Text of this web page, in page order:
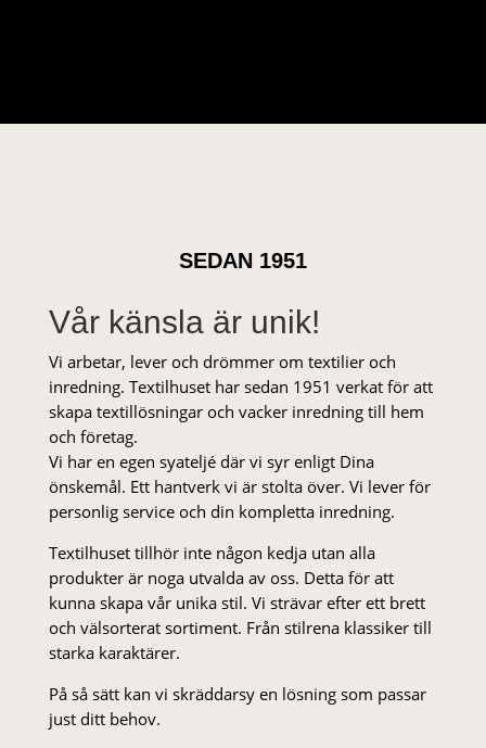
SEDAN 1951
Vår känsla är unik!
Vi arbetar, lever och drömmer om textilier och
inredning. Textilhuset har sedan 1951 verkat för att
skapa textillösningar och vacker inredning till hem
och företag.
Vi har en egen syateljé där vi syr enligt Dina
önskemål. Ett hantverk vi är stolta över. Vi lever för
personlig service och din kompletta inredning.
Textilhuset tillhör inte någon kedja utan alla
produkter är noga utvalda av oss. Detta för att
kunna skapa vår unika stil. Vi strä­var efter ett brett
och välsorterat sor­ti­ment. Från stil­rena klas­siker till
starka karaktärer.
På så sätt kan vi skräddarsy en lösning som passar
just ditt behov.